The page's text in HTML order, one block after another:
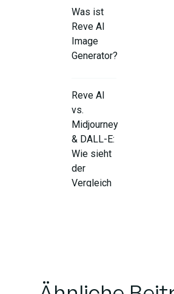
Was ist
Reve AI
Image
Generator?
Reve AI
vs.
Midjourney
& DALL-E:
Wie sieht
der
Vergleich